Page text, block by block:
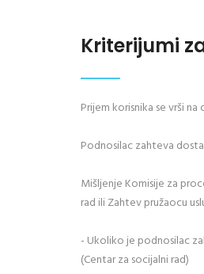
Kriterijumi
Prijem korisnika se vrši
Podnosilac zahteva
Mišljenje Komisije za
rad ili Zahtev pružaocu
- Ukoliko je podnosilac
(Centar za socijalni rad)